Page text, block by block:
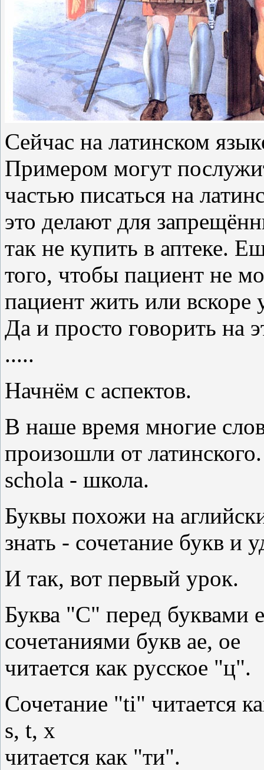
Сейчас на латинском
Примером могут
частью писаться на
это делают для
так не купить в аптеке.
того, чтобы пациент не
пациент жить или вскоре
Да и просто говорить на
.....
Начнём с аспектов.
В наше время многие
произошли от
schola - школа.
Буквы похожи на
знать - сочетание букв и
И так, вот первый урок.
Буква "С" перед буквами
сочетаниями букв ae, oe
читается как русское "ц".
Сочетание "ti" читается
s, t, x
читается как "ти".